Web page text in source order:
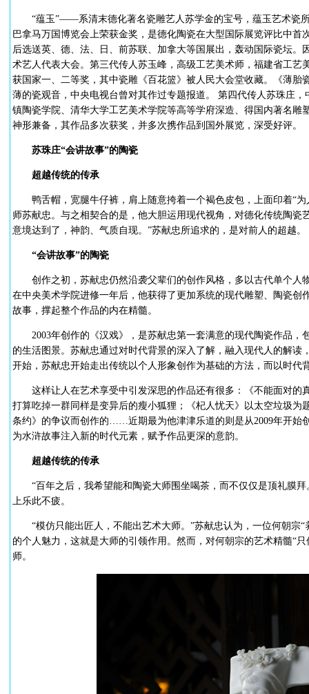
“蕴玉”——系清末德化著名瓷雕艺人苏学金的宝号，蕴玉艺术瓷所
巴拿马万国博览会上荣获金奖，是德化陶瓷在大型国际展览评比中
后选送英、德、法、日、前苏联、加拿大等国展出，轰动国际瓷坛
术艺人代表大会。第三代传人苏玉峰，高级工艺美术师，福建省工艺
获国家一、二等奖，其中瓷雕《百花篮》被人民大会堂收藏。《薄胎
薄的瓷观音，中央电视台曾对其作过专题报道。 第四代传人苏珠庄
镇陶瓷学院、清华大学工艺美术学院等高等学府深造、得国内著名雕
神形兼备，其作品多次获奖，并多次携作品到国外展览，深受好评。
苏珠庄“会讲故事”的陶瓷
超越传统的传承
鸭舌帽，宽腿牛仔裤，肩上随意挎着一个褐色皮包，上面印着“
师苏献忠。与之相契合的是，他大胆运用现代视角，对德化传统陶瓷
意境达到了，神韵、气质自现。”苏献忠所追求的，是对前人的超越。
“会讲故事”的陶瓷
创作之初，苏献忠仍然沿袭父辈们的创作风格，多以古代单个人
在中央美术学院进修一年后，他获得了更加系统的现代雕塑、陶瓷创
故事，撑起整个作品的内在精髓。
2003年创作的《汉戏》，是苏献忠第一套满意的现代陶瓷作品，
的生活图景。苏献忠通过对时代背景的深入了解，融入现代人的解
开始，苏献忠开始走出传统以个人形象创作为基础的方法，而以时代
这样让人在艺术享受中引发深思的作品还有很多：《不能面对的
打算吃掉一群同样是变异后的瘦小狐狸；《杞人忧天》以太空垃圾为
条约》的争议而创作的……近期最为他津津乐道的则是从2009年开始
为水浒故事注入新的时代元素，赋予作品更深的意韵。
超越传统的传承
“百年之后，我希望能和陶瓷大师围坐喝茶，而不仅仅是顶礼膜拜
上乐此不疲。
“模仿只能出匠人，不能出艺术大师。”苏献忠认为，一位何朝宗“
的个人魅力，这就是大师的引领作用。然而，对何朝宗的艺术精髓“
师。